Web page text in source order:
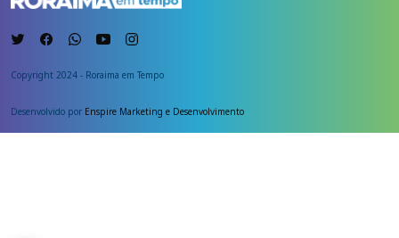
Copyright 2024 - Roraima em Tempo
Desenvolvido por Enspire Marketing e Desenvolvimento